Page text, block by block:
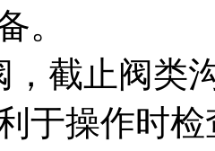
。
止阀类沟
于操作时